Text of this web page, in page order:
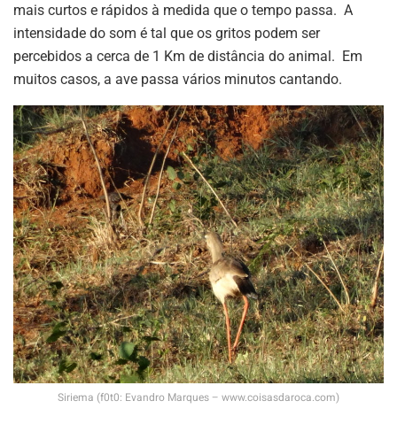
mais curtos e rápidos à medida que o tempo passa. A
intensidade do som é tal que os gritos podem ser
percebidos a cerca de 1 Km de distância do animal. Em
muitos casos, a ave passa vários minutos cantando.
Siriema (f0t0: Evandro Marques – www.coisasdaroca.com)